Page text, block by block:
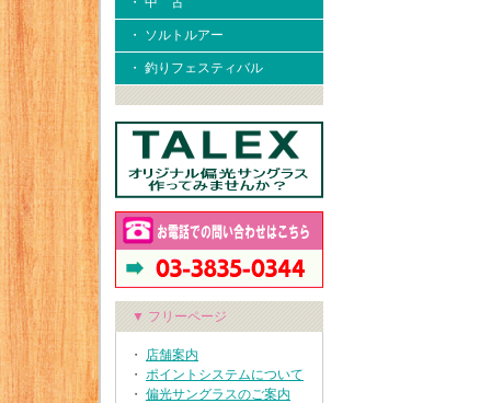
・ ソルトルアー
・ 釣りフェスティバル
▼ フリーページ
・ 店舗案内
・ ポイントシステムについて
・ 偏光サングラスのご案内